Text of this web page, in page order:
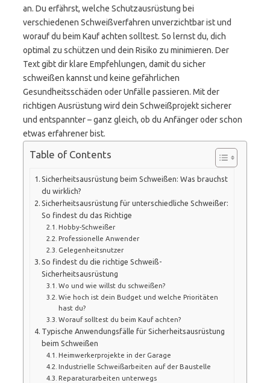
an. Du erfährst, welche Schutzausrüstung bei
verschiedenen Schweißverfahren unverzichtbar ist und
worauf du beim Kauf achten solltest. So lernst du, dich
optimal zu schützen und dein Risiko zu minimieren. Der
Text gibt dir klare Empfehlungen, damit du sicher
schweißen kannst und keine gefährlichen
Gesundheitsschäden oder Unfälle passieren. Mit der
richtigen Ausrüstung wird dein Schweißprojekt sicherer
und entspannter – ganz gleich, ob du Anfänger oder schon
etwas erfahrener bist.
Table of Contents
Sicherheitsausrüstung beim Schweißen: Was brauchst
du wirklich?
Sicherheitsausrüstung für unterschiedliche Schweißer:
So findest du das Richtige
Hobby-Schweißer
Professionelle Anwender
Gelegenheitsnutzer
So findest du die richtige Schweiß-
Sicherheitsausrüstung
Wo und wie willst du schweißen?
Wie hoch ist dein Budget und welche Prioritäten
hast du?
Worauf solltest du beim Kauf achten?
Typische Anwendungsfälle für Sicherheitsausrüstung
beim Schweißen
Heimwerkerprojekte in der Garage
Industrielle Schweißarbeiten auf der Baustelle
Reparaturarbeiten unterwegs